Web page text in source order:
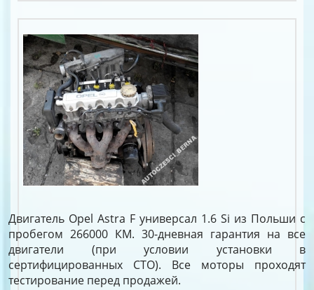
Двигатель Opel Astra F универсал 1.6 Si из Польши с
пробегом 266000 КМ. 30-дневная гарантия на все
двигатели (при условии установки в
сертифицированных СТО). Все моторы проходят
тестирование перед продажей.